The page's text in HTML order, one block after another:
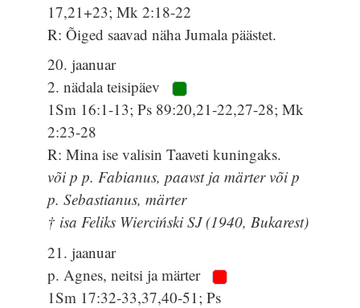
17,21+23; Mk 2:18-22
R: Õiged saavad näha Jumala päästet.
20. jaanuar
2. nädala teisipäev
1Sm 16:1-13; Ps 89:20,21-22,27-28; Mk
2:23-28
R: Mina ise valisin Taaveti kuningaks.
või p p. Fabianus, paavst ja märter või p
p. Sebastianus, märter
† isa Feliks Wierciński SJ (1940, Bukarest)
21. jaanuar
p. Agnes, neitsi ja märter
1Sm 17:32-33,37,40-51; Ps